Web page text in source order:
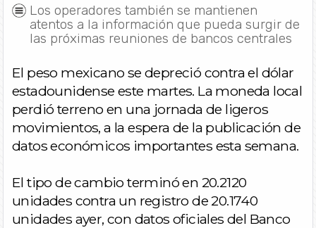
Los operadores también se mantienen
atentos a la información que pueda surgir de
las próximas reuniones de bancos centrales
El peso mexicano se depreció contra el dólar
estadounidense este martes. La moneda local
perdió terreno en una jornada de ligeros
movimientos, a la espera de la publicación de
datos económicos importantes esta semana.
El tipo de cambio terminó en 20.2120
unidades contra un registro de 20.1740
unidades ayer, con datos oficiales del Banco